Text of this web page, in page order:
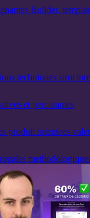
Builder,
techniques
et percutantes
produit orientees